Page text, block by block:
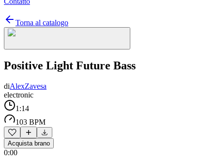
Torna al catalogo
Positive Light Future Bass
diAlexZavesa
electronic
1:14
103 BPM
Acquista brano
0:00